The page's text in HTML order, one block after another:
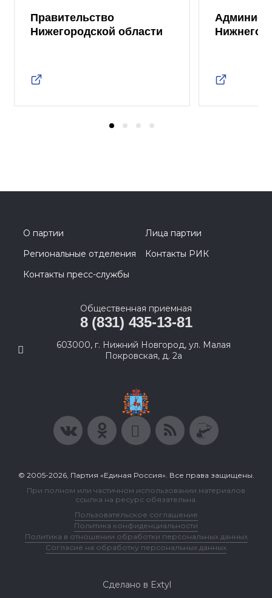
Правительство
Нижегородской области
Нижнего
О партии
Лица партии
Региональные отделения
Контакты РИК
Контакты пресс-службы
Общественная приемная
8 (831) 435-13-81
603000, г. Нижний Новгород, ул. Малая
Покровская, д. 2а
© 2005-2026, Партия «Единая Россия». Все права защищены.
При полном или частичном использовании материалов
ссылка на ресурс обязательна.
Пользовательское соглашение
Политика конфиденциальности
Политика в отношении обработки персональных данных
Согласие на обработку персональных данных
Сделано в Extyl